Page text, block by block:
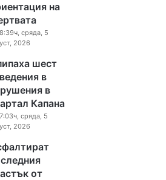
на
сряда, 5
2026
шест
в
в
Капана
сряда, 5
2026
от